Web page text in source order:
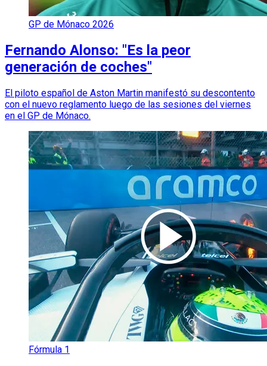
GP de Mónaco 2026
Fernando Alonso: "Es la peor
generación de coches"
El piloto español de Aston Martin manifestó su descontento
con el nuevo reglamento luego de las sesiones del viernes
en el GP de Mónaco.
Fórmula 1